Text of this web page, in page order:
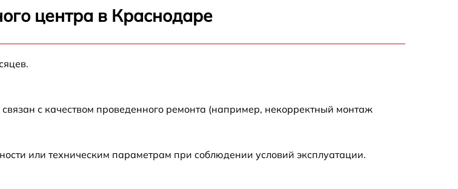
центра в Краснодаре
с качеством проведенного ремонта (например, некорректный монтаж
или техническим параметрам при соблюдении условий эксплуатации.